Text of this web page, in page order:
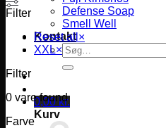
Defense Soap
Smell Well
Kontakt
Søg
efter:
0,00 kr.
Kurv
Filter
Reset all ×
XXL×
Filter
0 vare found
Farve